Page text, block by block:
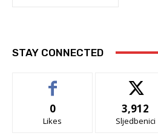
STAY CONNECTED
0
Likes
3,912
Sljedbenici